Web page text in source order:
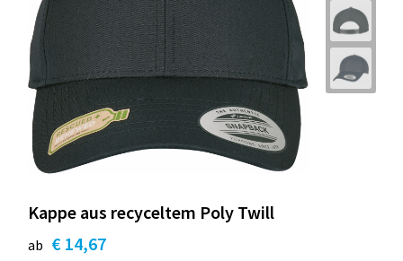
Kappe aus recyceltem Poly Twill
ab € 14,67